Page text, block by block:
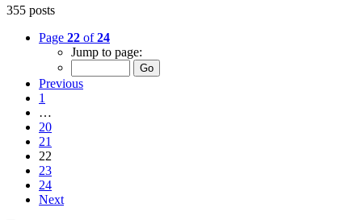
355 posts
Page 22 of24
Jump to page:
Previous
1
…
20
21
22
23
24
Next